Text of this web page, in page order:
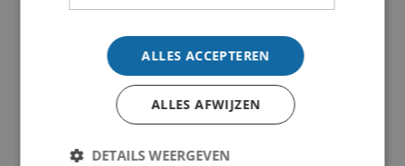
ALLES ACCEPTEREN
ALLES AFWIJZEN
DETAILS WEERGEVEN